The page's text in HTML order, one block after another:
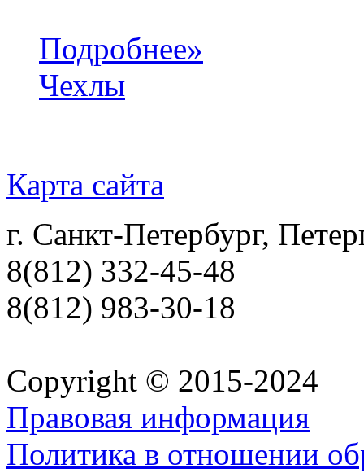
Подробнее»
Чехлы
Карта сайта
г. Санкт-Петербург,
8(812) 332-45-48
8(812) 983-30-18
Copyright © 2015-2024
Правовая информация
Политика в отношении